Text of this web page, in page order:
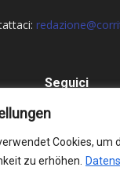
Cookies, um
zu erhöhen.
Seguici